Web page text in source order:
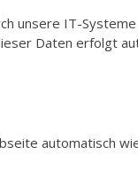
unsere IT-
Daten erfolgt
automatisch